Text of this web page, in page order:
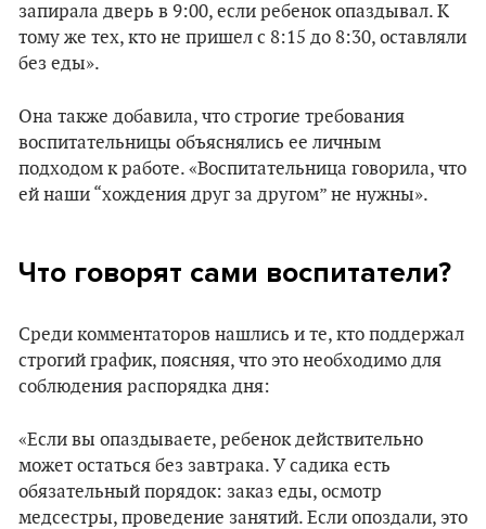
запирала дверь в 9:00, если ребенок опаздывал. К
тому же тех, кто не пришел с 8:15 до 8:30, оставляли
без еды».
Она также добавила, что строгие требования
воспитательницы объяснялись ее личным
подходом к работе. «Воспитательница говорила, что
ей наши “хождения друг за другом” не нужны».
Что говорят сами воспитатели?
Среди комментаторов нашлись и те, кто поддержал
строгий график, поясняя, что это необходимо для
соблюдения распорядка дня:
«Если вы опаздываете, ребенок действительно
может остаться без завтрака. У садика есть
обязательный порядок: заказ еды, осмотр
медсестры, проведение занятий. Если опоздали, это